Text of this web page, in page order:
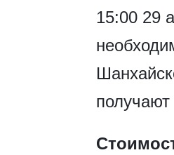
15:00 29